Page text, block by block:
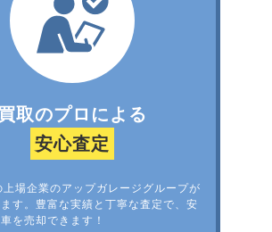
買取のプロによる
安心査定
場企業のアップガレージグループが
す。豊富な実績と丁寧な査定で、安
を売却できます！